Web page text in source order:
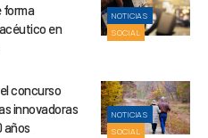
NOTICIAS
SOCIAL
forma
en
NOTICIAS
SOCIAL
concurso
innovadoras
años